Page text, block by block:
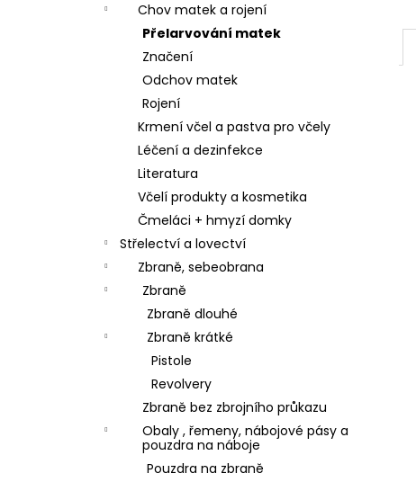
Chov matek a rojení
Přelarvování matek
Značení
Odchov matek
Rojení
Krmení včel a pastva pro včely
Léčení a dezinfekce
Literatura
Včelí produkty a kosmetika
Čmeláci + hmyzí domky
Střelectví a lovectví
Zbraně, sebeobrana
Zbraně
Zbraně dlouhé
Zbraně krátké
Pistole
Revolvery
Zbraně bez zbrojního průkazu
Obaly , řemeny, nábojové pásy a
pouzdra na náboje
Pouzdra na zbraně